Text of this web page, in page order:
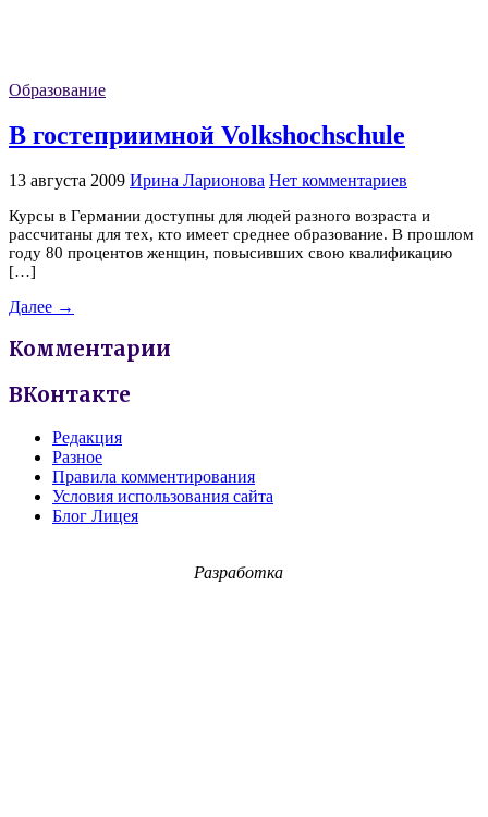
Образование
В гостеприимной Volkshochschule
13 августа 2009 Ирина Ларионова Нет комментариев
Курсы в Германии доступны для людей разного возраста и
рассчитаны для тех, кто имеет среднее образование. В прошлом
году 80 процентов женщин, повысивших свою квалификацию
[…]
Далее →
Комментарии
ВКонтакте
Редакция
Разное
Правила комментирования
Условия использования сайта
Блог Лицея
Разработка